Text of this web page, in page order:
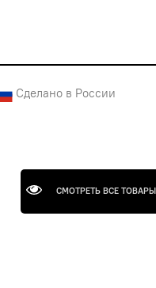
Сделано в России
СМОТРЕТЬ ВСЕ